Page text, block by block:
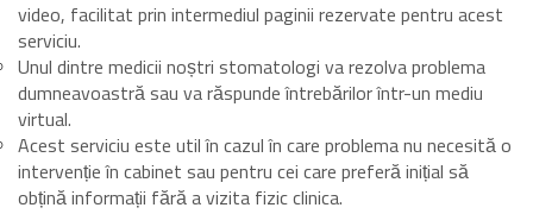
video, facilitat prin intermediul paginii rezervate pentru acest
serviciu.
Unul dintre medicii noștri stomatologi va rezolva problema
dumneavoastră sau va răspunde întrebărilor într-un mediu
virtual.
Acest serviciu este util în cazul în care problema nu necesită o
intervenție în cabinet sau pentru cei care preferă inițial să
obțină informații fără a vizita fizic clinica.